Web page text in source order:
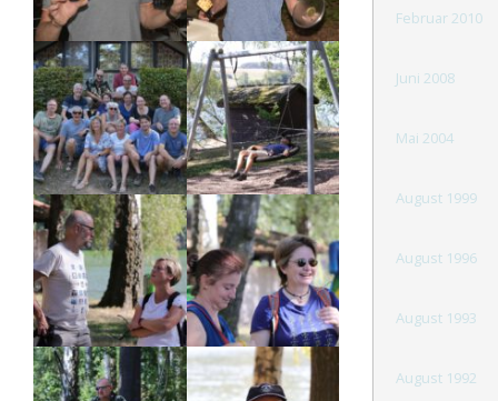
Februar 2010
Juni 2008
Mai 2004
August 1999
August 1996
August 1993
August 1992